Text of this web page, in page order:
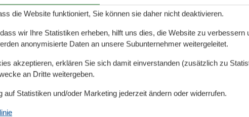
die Website funktioniert, Sie können sie daher nicht deaktivieren.
wir Ihre Statistiken erheben, hilft uns dies, die Website zu verbessern
anonymisierte Daten an unsere Subunternehmer weitergeleitet.
akzeptieren, erklären Sie sich damit einverstanden (zusätzlich zu
an Dritte weitergeben.
auf Statistiken und/oder Marketing jederzeit ändern oder widerrufen.